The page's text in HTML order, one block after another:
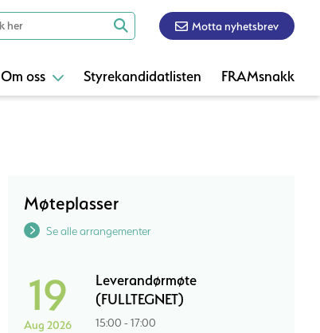
Motta nyhetsbrev
Om oss Styrekandidatlisten FRAMsnakk
Møteplasser
Se alle arrangementer
19
Aug 2026
Leverandørmøte
(FULLTEGNET)
15:00 - 17:00